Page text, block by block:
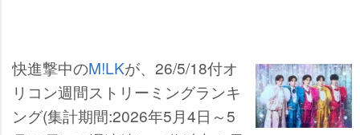
快進撃中のM!LKが、26/5/18付オ
リコン週間ストリーミングランキ
ング(集計期間:2026年5月4日～5